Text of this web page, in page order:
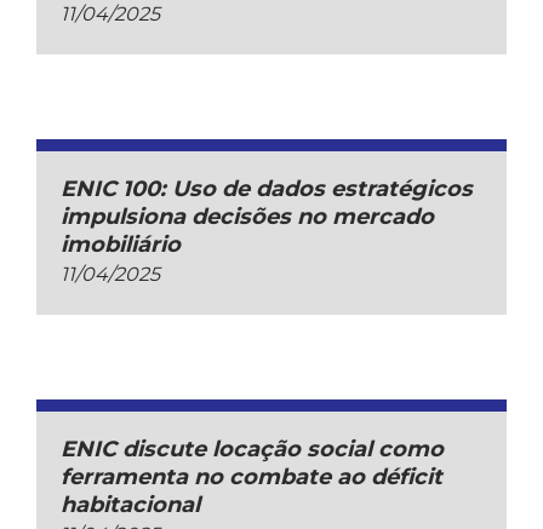
11/04/2025
ENIC 100: Uso de dados estratégicos
impulsiona decisões no mercado
imobiliário
11/04/2025
ENIC discute locação social como
ferramenta no combate ao déficit
habitacional